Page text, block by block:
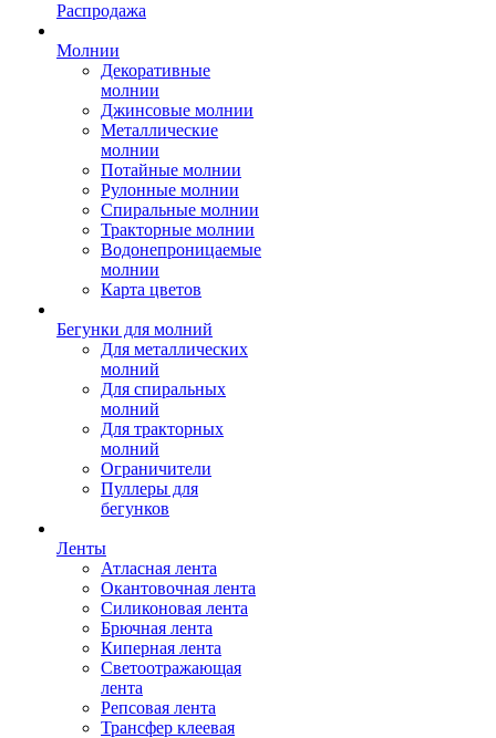
Распродажа
Молнии
Декоративные
молнии
Джинсовые молнии
Металлические
молнии
Потайные молнии
Рулонные молнии
Спиральные молнии
Тракторные молнии
Водонепроницаемые
молнии
Карта цветов
Бегунки для молний
Для металлических
молний
Для спиральных
молний
Для тракторных
молний
Ограничители
Пуллеры для
бегунков
Ленты
Атласная лента
Окантовочная лента
Силиконовая лента
Брючная лента
Киперная лента
Светоотражающая
лента
Репсовая лента
Трансфер клеевая